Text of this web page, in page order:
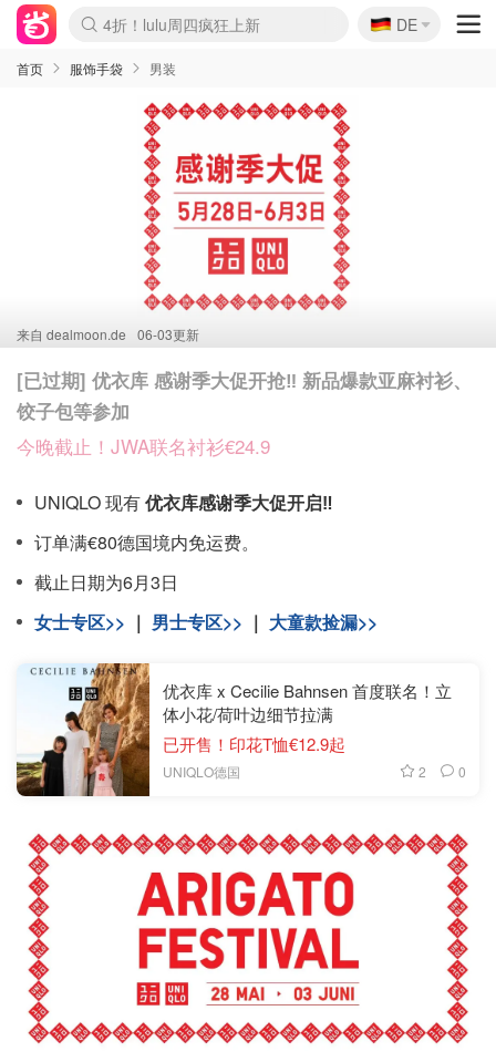
Boticinal 夏促开抢！
4折！lulu周四疯狂上新
还没结束！&OtherStories大促
Joybuy变相75折 随时失效
速领！Stanley独家85折
疑似霸哥！Camper额外叠85折
Zalando 奥莱闪促！每日更新
Moncler反季囤！5折起+叠9折
Coach Brooklyn仅€192
🇩🇪
DE
首页 服饰手袋 男装
来自 dealmoon.de 06-03更新
[已过期] 优衣库 感谢季大促开抢‼️ 新品爆款亚麻衬衫、
饺子包等参加
今晚截止！JWA联名衬衫€24.9
UNIQLO 现有优衣库感谢季大促开启‼️
订单满€80德国境内免运费。
截止日期为6月3日
女士专区>> ｜ 男士专区>> ｜ 大童款捡漏>>
优衣库 x Cecilie Bahnsen 首度联名！立
体小花/荷叶边细节拉满
已开售！印花T恤€12.9起
UNIQLO德国 2 0